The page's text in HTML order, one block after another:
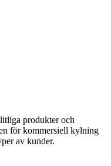
produkter och
för kommersiell kylning
av kunder.